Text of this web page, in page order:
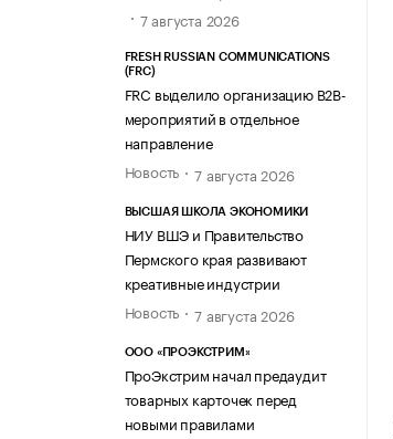
7 августа 2026
FRESH RUSSIAN COMMUNICATIONS
(FRC)
FRC выделило организацию B2B-
мероприятий в отдельное
направление
Новость
7 августа 2026
ВЫСШАЯ ШКОЛА ЭКОНОМИКИ
НИУ ВШЭ и Правительство
Пермского края развивают
креативные индустрии
Новость
7 августа 2026
ООО «ПРОЭКСТРИМ»
ПроЭкстрим начал предаудит
товарных карточек перед
новыми правилами